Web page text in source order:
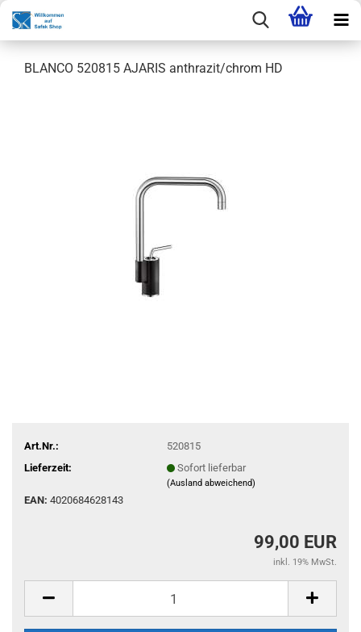
BLANCO 520815 AJARIS anthrazit/chrom HD
Art.Nr.:
520815
Lieferzeit:
Sofort lieferbar
(Ausland abweichend)
EAN: 4020684628143
99,00 EUR
inkl. 19% MwSt.